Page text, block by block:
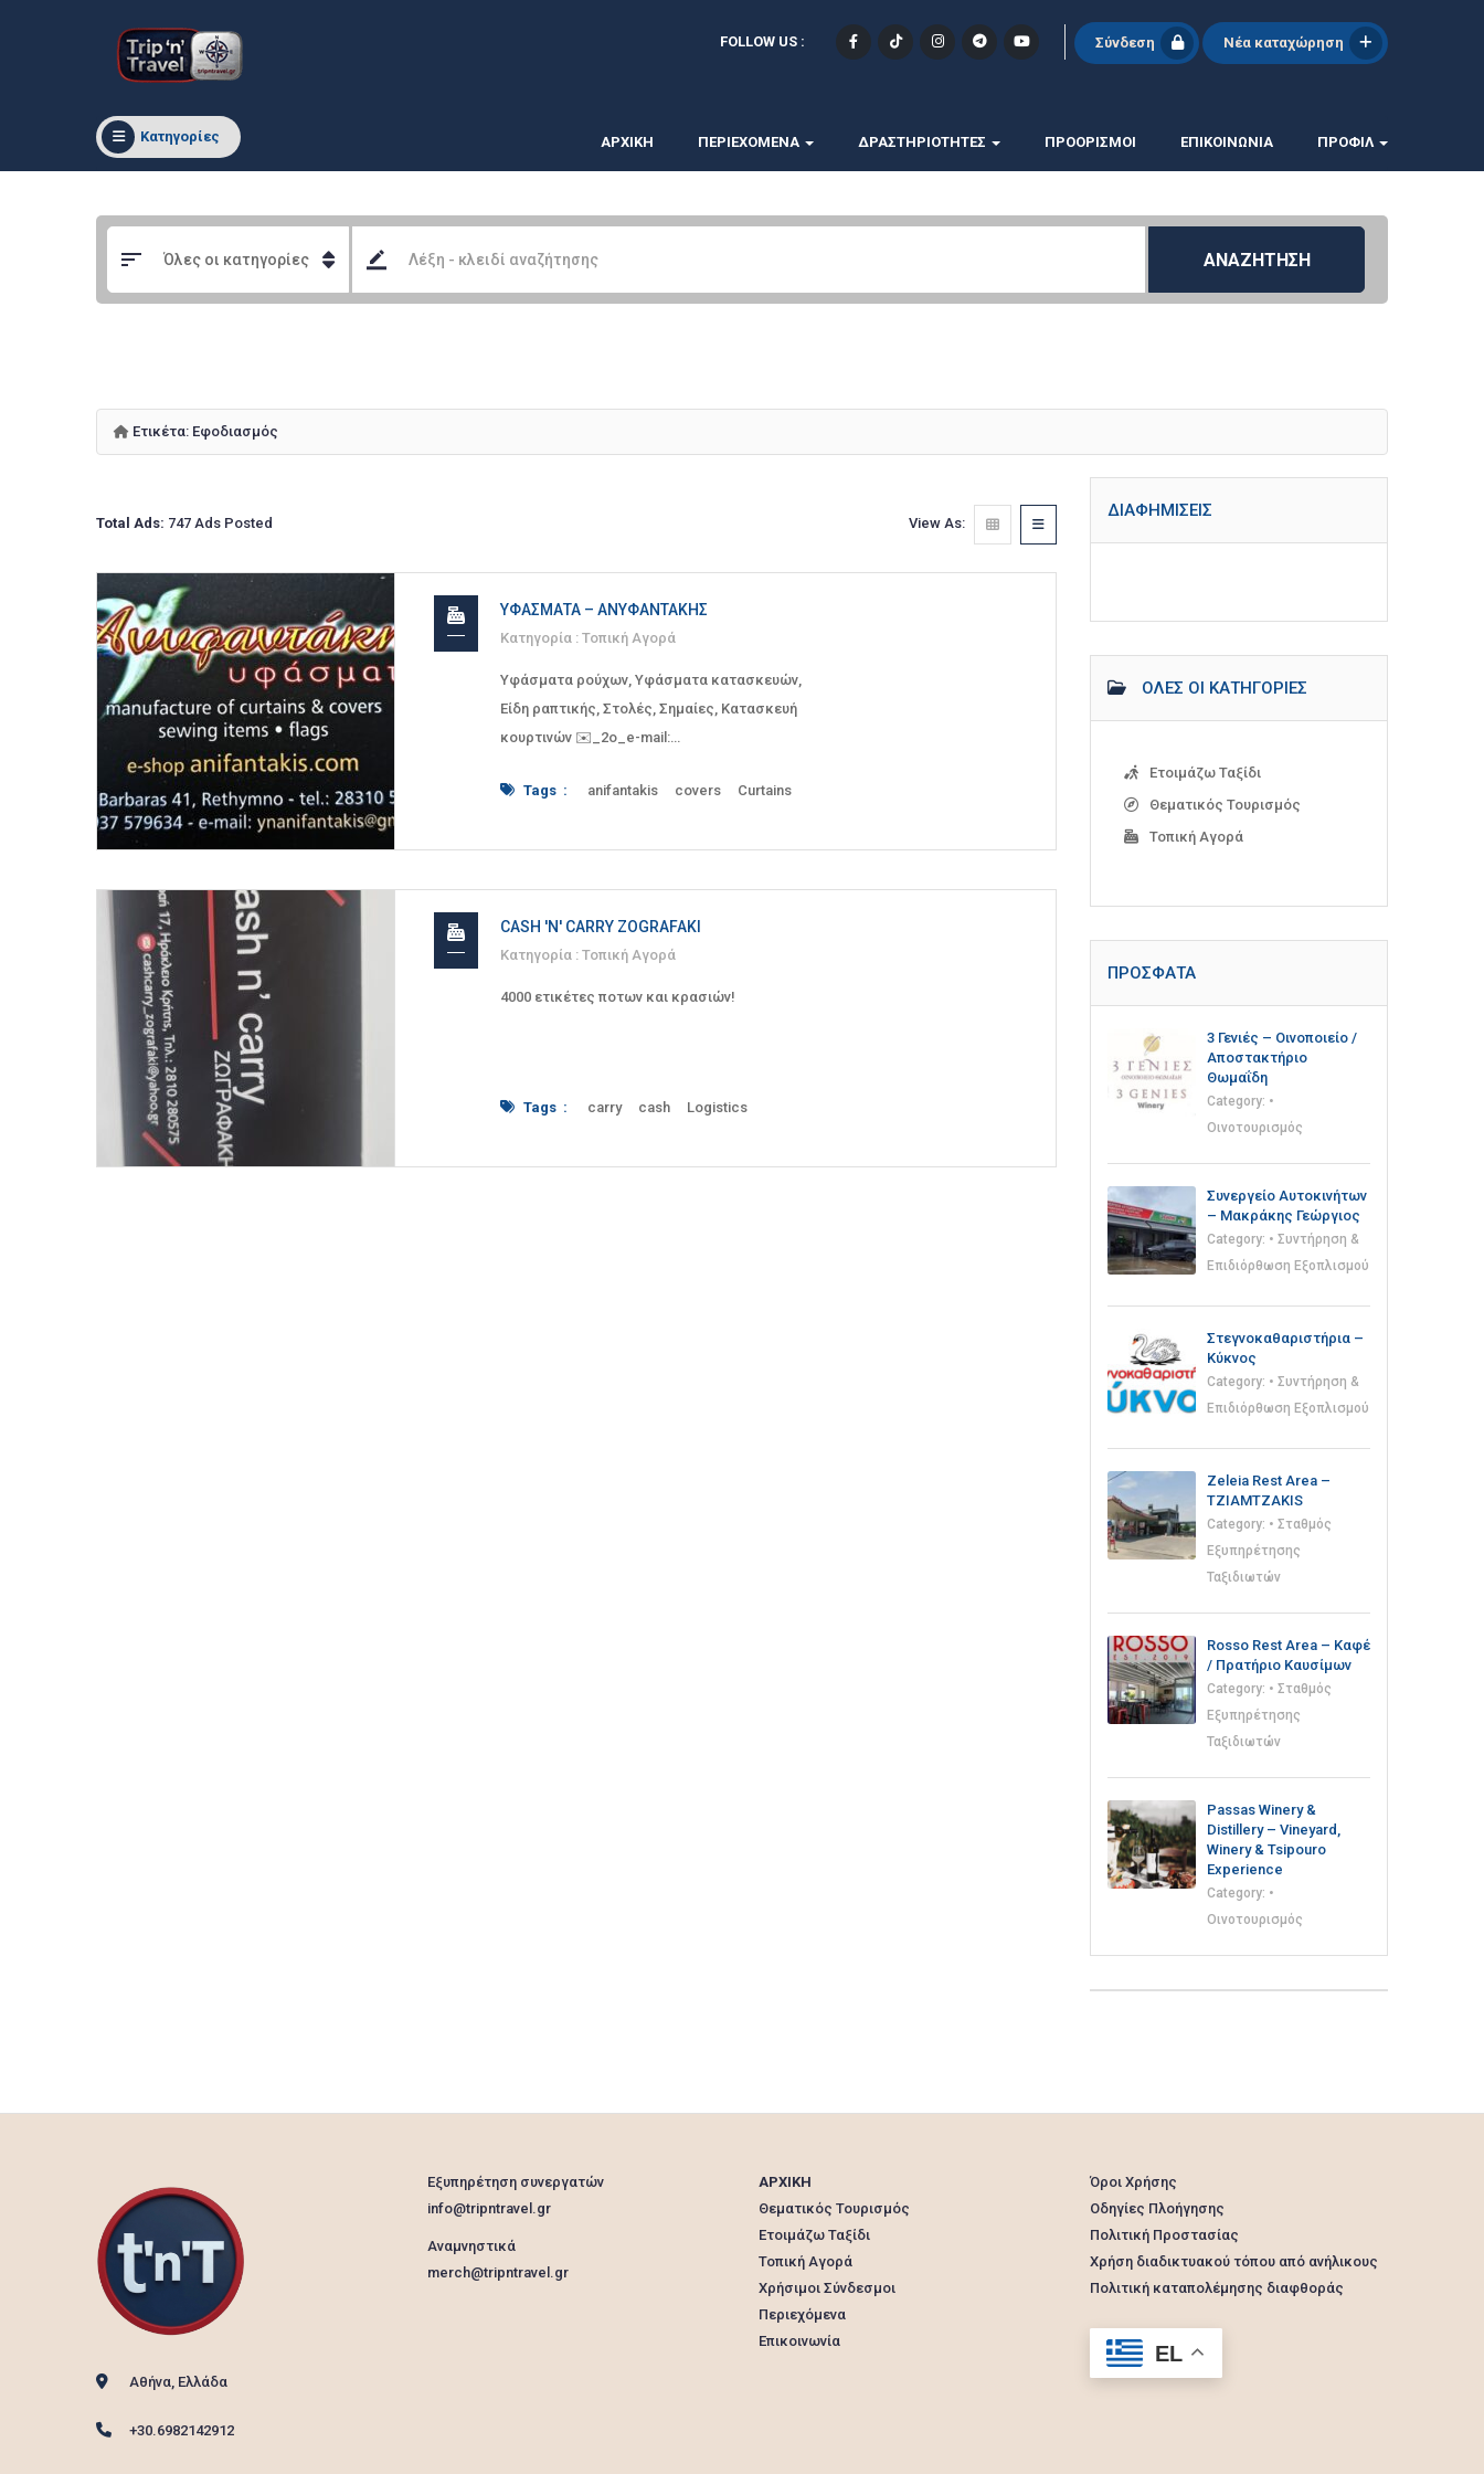
FOLLOW US : Σύνδεση Νέα καταχώρηση
Κατηγορίες ΑΡΧΙΚΗ ΠΕΡΙΕΧΟΜΕΝΑ ΔΡΑΣΤΗΡΙΟΤΗΤΕΣ ΠΡΟΟΡΙΣΜΟΙ ΕΠΙΚΟΙΝΩΝΊΑ ΠΡΟΦΊΛ
ΑΝΑΖΗΤΗΣΗ
Ετικέτα: Εφοδιασμός
Total Ads: 747 Ads Posted View As:
ΥΦΆΣΜΑΤΑ – ΑΝΥΦΑΝΤΆΚΗΣ
Κατηγορία : Τοπική Αγορά
Υφάσματα ρούχων, Υφάσματα κατασκευών,
Είδη ραπτικής, Στολές, Σημαίες, Κατασκευή
κουρτινών ✉️_2ο_e-mail:
Tags :
anifantakis covers
Curtains
ράψιμο
ρούχων Σημαίες
Στολές
στολών φορεσιές
CASH 'N' CARRY ZOGRAFAKI
Κατηγορία : Τοπική Αγορά
4000 ετικέτες ποτων και κρασιών!
Tags : carry cash
Logistics
ΔΙΑΦΗΜΊΣΕΙΣ
ΌΛΕΣ ΟΙ ΚΑΤΗΓΟΡΊΕΣ
Ετοιμάζω Ταξίδι
Θεματικός Τουρισμός
Τοπική Αγορά
ΠΡΌΣΦΑΤΑ
3 Γενιές – Οινοποιείο /
Αποστακτήριο
Θωμαΐδη
Category: •
Οινοτουρισμός
Συνεργείο Αυτοκινήτων
– Μακράκης Γεώργιος
Category: • Συντήρηση &
Επιδιόρθωση Εξοπλισμού
Στεγνοκαθαριστήρια –
Κύκνος
Category: • Συντήρηση &
Επιδιόρθωση Εξοπλισμού
Zeleia Rest Area –
TZIAMTZAKIS
Category: • Σταθμός
Εξυπηρέτησης
Ταξιδιωτών
Rosso Rest Area – Καφέ
/ Πρατήριο Καυσίμων
Category: • Σταθμός
Εξυπηρέτησης
Ταξιδιωτών
Passas Winery &
Distillery – Vineyard,
Winery & Tsipouro
Experience
Category: •
Οινοτουρισμός
Αθήνα, Ελλάδα
+30.6982142912
Εξυπηρέτηση συνεργατών
info@tripntravel.gr
Αναμνηστικά
merch@tripntravel.gr
ΑΡΧΙΚΗ
Θεματικός Τουρισμός
Ετοιμάζω Ταξίδι
Τοπική Αγορά
Χρήσιμοι Σύνδεσμοι
Περιεχόμενα
Επικοινωνία
Όροι Χρήσης
Οδηγίες Πλοήγησης
Πολιτική Προστασίας
Χρήση διαδικτυακού τόπου από ανήλικους
Πολιτική καταπολέμησης διαφθοράς
EL